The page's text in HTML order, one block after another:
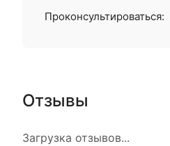
Проконсультироваться:
Отзывы
Загрузка отзывов...